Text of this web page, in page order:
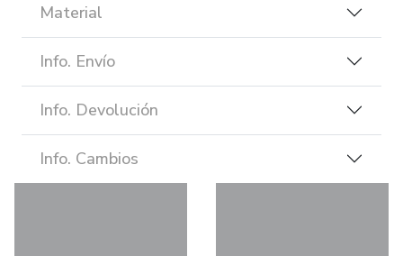
Material
Info. Envío
Info. Devolución
Info. Cambios